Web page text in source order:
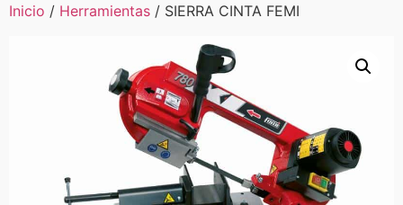
Inicio / Herramientas / SIERRA CINTA FEMI